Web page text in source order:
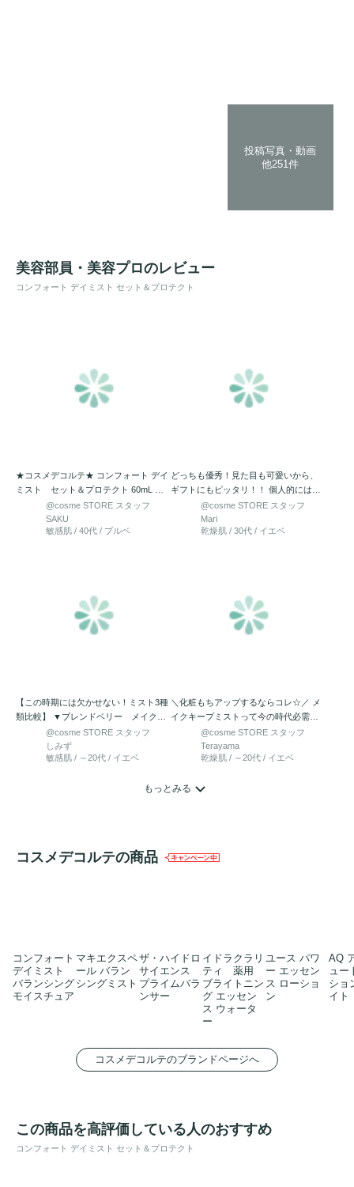
投稿写真・動画
他251件
美容部員・美容プロのレビュー
コンフォート デイミスト セット＆プロテクト
★コスメデコルテ★ コンフォート デイ
ミスト セット＆プロテクト 60mL ★
長時間のメークを…
@cosme STORE スタッフ
SAKU
敏感肌 / 40代 / ブルベ
どっちも優秀！見た目も可愛いから、
ギフトにもピッタリ！！ 個人的には白
いミストの方が、より粒子細…
@cosme STORE スタッフ
Mari
乾燥肌 / 30代 / イエベ
【この時期には欠かせない！ミスト3種
類比較】 ▼ブレンドベリー メイクア
ップ キーピングミス…
@cosme STORE スタッフ
しみず
敏感肌 / ～20代 / イエベ
＼化粧もちアップするならコレ☆／ メ
イクキープミストって今の時代必需品
ですよね！ コスメデ…
@cosme STORE スタッフ
Terayama
乾燥肌 / ～20代 / イエベ
もっとみる
コスメデコルテの商品
コンフォート
デイミスト
バランシング
モイスチュア
マキエクスペ
ール バラン
シングミスト
ザ・ハイドロ
サイエンス
プライムバラ
ンサー
イドラクラリ
ティ 薬用
ブライトニン
グ エッセン
ス ウォータ
ー
ユース パワ
ー エッセン
ス ローショ
ン
AQ
ュー
ショ
イト
コスメデコルテのブランドページへ
この商品を高評価している人のおすすめ
コンフォート デイミスト セット＆プロテクト